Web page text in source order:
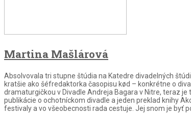
Martina Mašlárová
Absolvovala tri stupne štúdia na Katedre divadelných
kratšie ako šéfredaktorka časopisu kød – konkrétne o
dramaturgičkou v Divadle Andreja Bagara v Nitre, teraz
publikácie o ochotníckom divadle a jeden preklad knihy
festivaly a vo všeobecnosti rada cestuje. Jej snom je byť